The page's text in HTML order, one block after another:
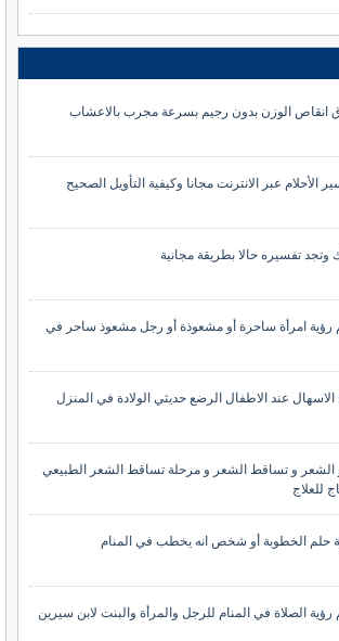
انقاص الوزن بدون رجيم بسرعة مجرب بالاعشاب
الأحلام عبر الانترنت مجانا وكيفية التأويل الصحيح
وتجد تفسيره حالا بطريقة مجانية
رؤية امرأة ساحرة أو مشعوذة أو رجل مشعوذ ساحر في
عند الاطفال الرضع حديثي الولادة في المنزل
الشعر و تساقط الشعر و مرحلة تساقط الشعر الطبيعي
للعلاج
حلم الخطوبة أو شخص انه يخطب في المنام
الصلاة في المنام للرجل والمرأة والبنت لابن سيرين